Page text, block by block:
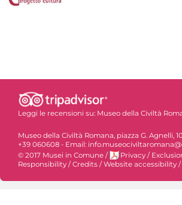
Leggi le recensioni su: Museo della Civiltà
Museo della Civiltà Romana, piazza G. Agnelli,
+39 060608 - Email:
© 2017 Musei in Comune / Privacy /
Responsibility /Credits /Website accessibility /